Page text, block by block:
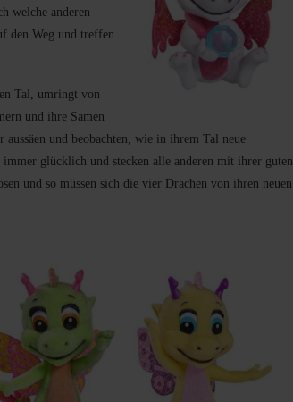
welche anderen
den Weg und treffen
Tal, umringt von
und ihre Samen
und beobachten, wie in ihrem Tal neue
immer glücklich und stecken alle anderen mit ihrer guten
und so müssen sich die vier Drachen von ihren neuen